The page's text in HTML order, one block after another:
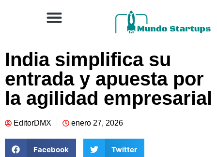
India simplifica su
entrada y apuesta por
la agilidad empresarial
EditorDMX enero 27, 2026
Facebook Twitter